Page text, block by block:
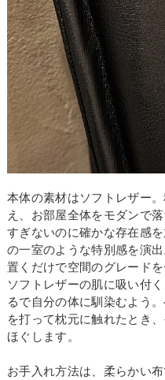
本体の素材はソフトレザー
え、お部屋全体をモダンで
すぎないのに確かな存在感
の一室のような特別感を演
置くだけで空間のグレード
ソフトレザーの肌に吸い付
るで自分の体に馴染むよう
を打って枕元に触れたとき
ほぐします。
お手入れ方法は、柔らかい